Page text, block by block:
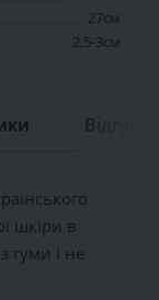
27см
2,5-3см
шкіри в
гуми і не